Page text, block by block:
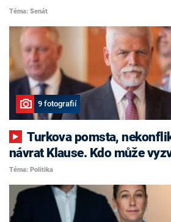
Téma: Senát
9 fotografií
Turkova pomsta, nekonfliktní Havlíček i
návrat Klause. Kdo může
Téma: Politika